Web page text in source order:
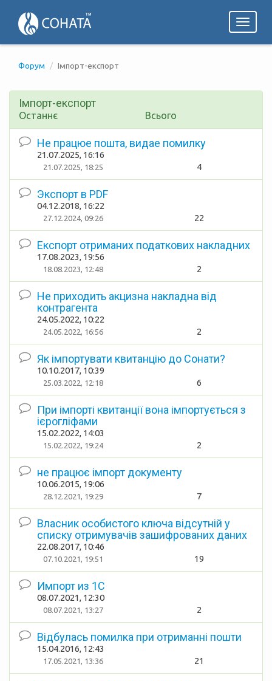
Toggle
Форум Імпорт-експорт
Імпорт-експорт
Останнє Всього
Не працюе пошта, видае помилку
21.07.2025, 16:16
21.07.2025, 18:25 4
Экспорт в PDF
04.12.2018, 16:22
27.12.2024, 09:26 22
Експорт отриманих податкових накладних
17.08.2023, 19:56
18.08.2023, 12:48 2
Не приходить акцизна накладна від
контрагента
24.05.2022, 10:22
24.05.2022, 16:56 2
Як імпортувати квитанцію до Сонати?
10.10.2017, 10:39
25.03.2022, 12:18 6
При імпорті квитанції вона імпортується з
ієрогліфами
15.02.2022, 14:03
15.02.2022, 19:24 2
не працює імпорт документу
10.06.2015, 19:06
28.12.2021, 19:29 7
Власник особистого ключа відсутній у
списку отримувачів зашифрованих даних
22.08.2017, 10:46
07.10.2021, 19:51 19
Импорт из 1С
08.07.2021, 12:30
08.07.2021, 13:27 2
Відбулась помилка при отриманні пошти
15.04.2016, 12:43
17.05.2021, 13:36 21